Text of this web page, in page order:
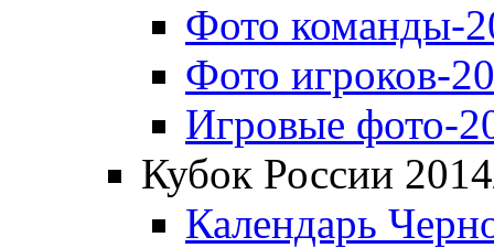
Фото команды-
Фото игроков-
Игровые фото-
Кубок России
Календарь